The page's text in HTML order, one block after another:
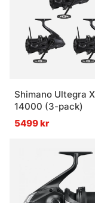
Shimano Ultegra
14000 (3-pack)
5499 kr